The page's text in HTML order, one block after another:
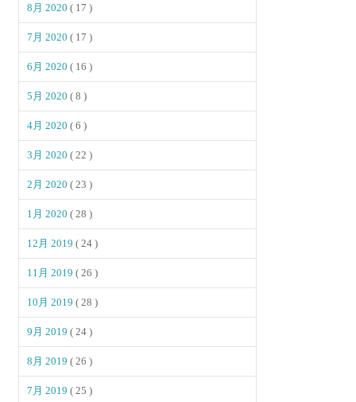
8月 2020( 17 )
7月 2020( 17 )
6月 2020( 16 )
5月 2020( 8 )
4月 2020( 6 )
3月 2020( 22 )
2月 2020( 23 )
1月 2020( 28 )
12月 2019( 24 )
11月 2019( 26 )
10月 2019( 28 )
9月 2019( 24 )
8月 2019( 26 )
7月 2019( 25 )